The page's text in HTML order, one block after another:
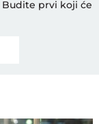
Budite prvi koji će